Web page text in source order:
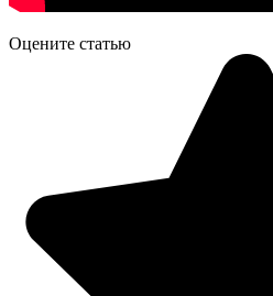
Оцените статью